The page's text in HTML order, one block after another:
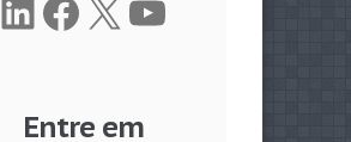
Entre em